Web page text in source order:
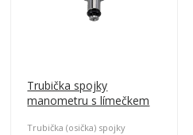
Trubička spojky
manometru s límečkem
Trubička (osička) spojky